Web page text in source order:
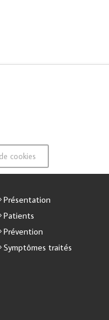
cookies
Présentation
Patients
Prévention
Symptômes traités